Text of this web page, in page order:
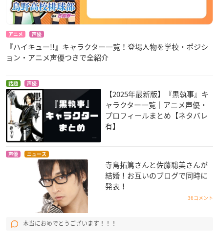
アニメ 声優
『ハイキュー!!』キャラクター一覧！登場人物を学校・ポジシ
ョン・アニメ声優つきで全紹介
話題 声優
【2025年最新版】『黒執事』キ
ャラクター一覧｜アニメ声優・
プロフィールまとめ【ネタバレ
有】
声優 ニュース
寺島拓篤さんと佐藤聡美さんが
結婚！お互いのブログで同時に
発表！
36コメント
本当におめでとうございます！！！